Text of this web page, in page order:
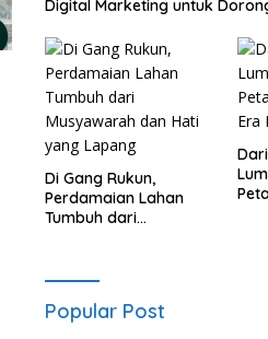
Digital Marketing untuk
Di Gang Rukun,
Perdamaian Lahan
Tumbuh dari
Popular Post